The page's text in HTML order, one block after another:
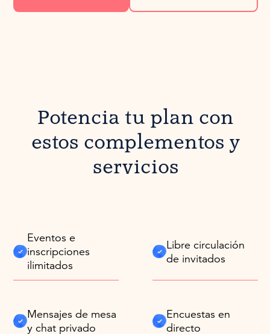
Potencia tu plan con
estos complementos y
servicios
Eventos e
inscripciones
ilimitados
Libre circulación
de invitados
Mensajes de mesa
y chat privado
Encuestas en
directo